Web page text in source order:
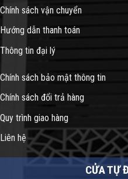
Chính sách vận chuyển
Hướng dẫn thanh toán
Thông tin đại lý
Chính sách bảo mật thông tin
Chính sách đổi trả hàng
Quy trình giao hàng
Liên hệ
CỬA TỰ